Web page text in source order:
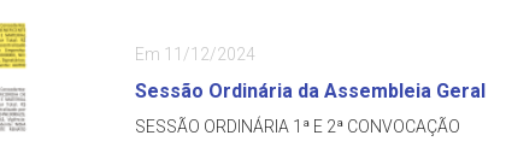
Em 11/12/2024
Sessão Ordinária da Assembleia Geral
SESSÃO ORDINÁRIA 1ª E 2ª CONVOCAÇÃO